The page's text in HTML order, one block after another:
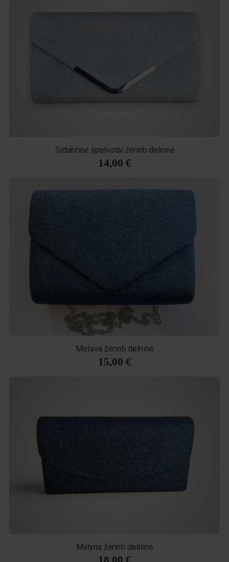
Sidabrinė spalvotai žėrinti delninė
14,00 €
Melsva žėrinti delninė
15,00 €
Mėlyna žėrinti delninė